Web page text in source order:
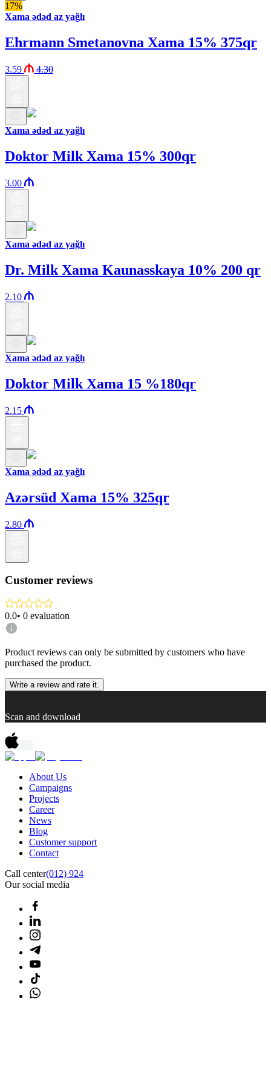
17%
Xama ədəd az yağlı
Ehrmann Smetanovna Xama 15% 375qr
3.59 4.30
Xama ədəd az yağlı
Doktor Milk Xama 15% 300qr
3.00
Xama ədəd az yağlı
Dr. Milk Xama Kaunasskaya 10% 200 qr
2.10
Xama ədəd az yağlı
Doktor Milk Xama 15 %180qr
2.15
Xama ədəd az yağlı
Azərsüd Xama 15% 325qr
2.80
Customer reviews
0.0• 0 evaluation
Product reviews can only be submitted by customers who have
purchased the product.
Write a review and rate it.
Scan and download
About Us
Campaigns
Projects
Career
News
Blog
Customer support
Contact
Call center(012) 924
Our social media